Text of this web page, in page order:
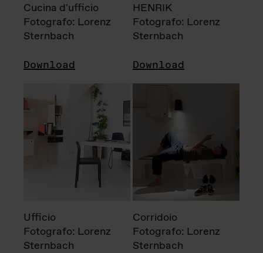
Cucina d'ufficio
Fotografo: Lorenz
Sternbach
Download
HENRIK
Fotografo: Lorenz
Sternbach
Download
Ufficio
Fotografo: Lorenz
Sternbach
Corridoio
Fotografo: Lorenz
Sternbach